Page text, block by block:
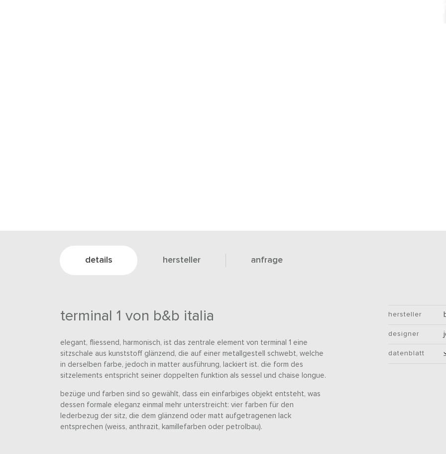
details hersteller anfrage
terminal 1 von b&b italia
elegant, fliessend, harmonisch, ist das zentrale element von terminal 1 eine
sitzschale aus kunststoff glänzend, die auf einer metallgestell schwebt, welche
in derselben farbe, jedoch in matter ausführung, lackiert ist. die form des
sitzelements entspricht seiner doppelten funktion als sessel und chaise longue.
bezüge und farben sind so gewählt, dass ein einfarbiges objekt entsteht, was
dessen formale eleganz einmal mehr unterstreicht: vier farben für den
lederbezug der sitz, die dem glänzend oder matt aufgetragenen lack
entsprechen (weiss, anthrazit, kamillefarben oder petrolbau).
hersteller
designer
datenblatt